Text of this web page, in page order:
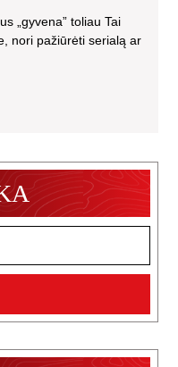
„gyvena” toliau Tai
nori pažiūrėti serialą ar